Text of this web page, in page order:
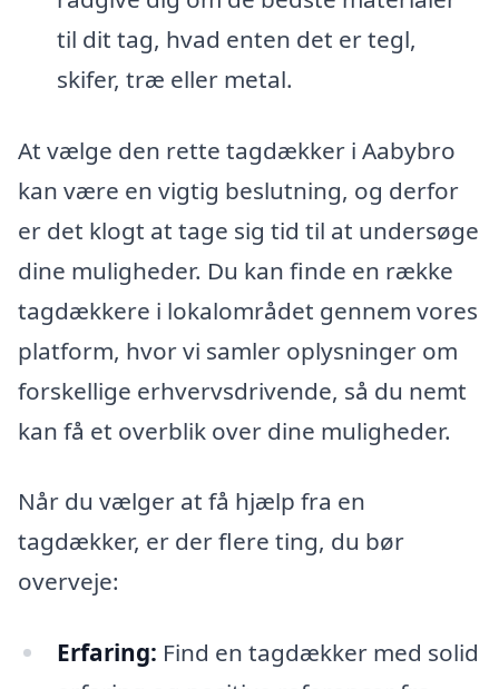
til dit tag, hvad enten det er tegl,
skifer, træ eller metal.
At vælge den rette tagdækker i Aabybro
kan være en vigtig beslutning, og derfor
er det klogt at tage sig tid til at undersøge
dine muligheder. Du kan finde en række
tagdækkere i lokalområdet gennem vores
platform, hvor vi samler oplysninger om
forskellige erhvervsdrivende, så du nemt
kan få et overblik over dine muligheder.
Når du vælger at få hjælp fra en
tagdækker, er der flere ting, du bør
overveje:
Erfaring: Find en tagdækker med solid